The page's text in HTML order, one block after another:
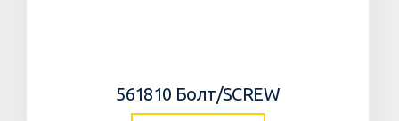
561810 Болт/SCREW